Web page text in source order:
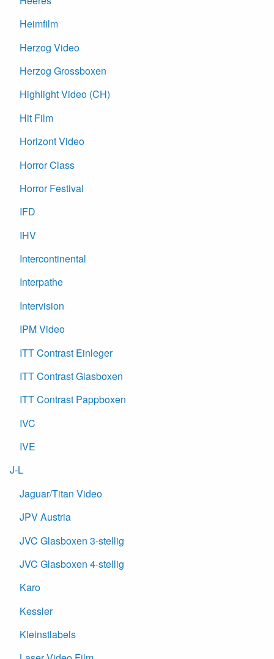
Heimfilm
Herzog Video
Herzog Grossboxen
Highlight Video (CH)
Hit Film
Horizont Video
Horror Class
Horror Festival
IFD
IHV
Intercontinental
Interpathe
Intervision
IPM Video
ITT Contrast Einleger
ITT Contrast Glasboxen
ITT Contrast Pappboxen
IVC
IVE
J-L
Jaguar/Titan Video
JPV Austria
JVC Glasboxen 3-stellig
JVC Glasboxen 4-stellig
Karo
Kessler
Kleinstlabels